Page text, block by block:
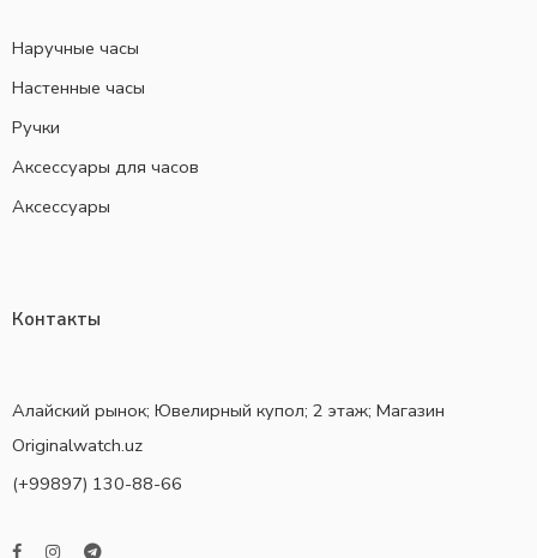
Наручные часы
Настенные часы
Ручки
Аксессуары для часов
Аксессуары
Контакты
Алайский рынок; Ювелирный купол; 2 этаж; Магазин
Originalwatch.uz
(+99897) 130-88-66